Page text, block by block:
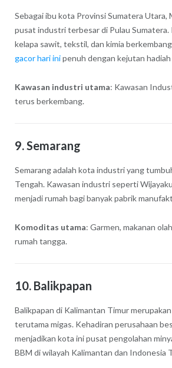
Sebagai ibu kota Provinsi Sumatera Utara,
pusat industri terbesar di Pulau Sumatera.
kelapa sawit, tekstil, dan kimia
gacor hari inipenuh dengan kejutan hadiah
Kawasan industri utama: Kawasan
terus berkembang.
9.Semarang
Semarang adalah kota industri yang
Tengah. Kawasan industri seperti
menjadi rumah bagi banyak pabrik
Komoditas utama: Garmen, makanan
rumah tangga.
10. Balikpapan
Balikpapan di Kalimantan Timur
terutama migas. Kehadiran perusahaan
menjadikan kota ini pusat pengolahan
BBM di wilayah Kalimantan dan Indonesia